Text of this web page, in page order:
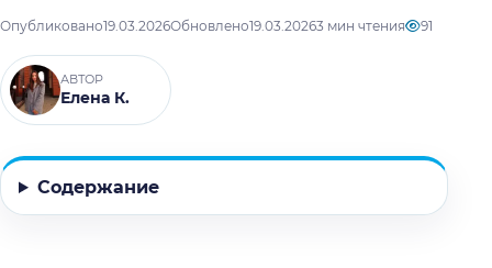
Опубликовано19.03.2026Обновлено19.03.20263 мин чтения 91
АВТОР
Елена К.
Содержание